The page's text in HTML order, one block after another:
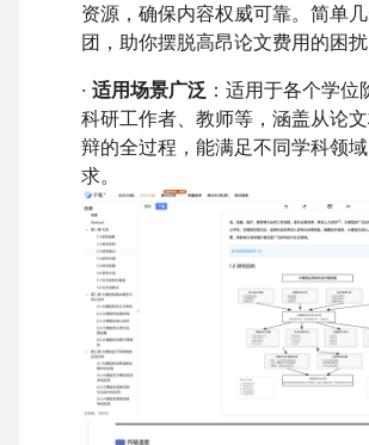
资源，确保内容权威可靠。简单
团，助你摆脱高昂论文费用的困扰
· 适用场景广泛 ：适用于各个学位
科研工作者、教师等，涵盖从论
辩的全过程，能满足不同学科领
求。